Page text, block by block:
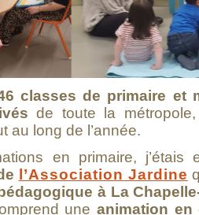
classes de primaire et
de toute la
au long de l’année.
en primaire,
l’Association Jardine
à La
uneanimation